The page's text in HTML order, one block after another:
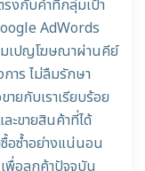
รงกับคำที่กลุ่มเป้า
AdWords
มเปญโฆษณาผ่านคีย์
าร ไม่ลืมรักษา
ยกับเราเรียบร้อย
ะขายสินค้าที่ได้
อซ้ำอย่างแน่นอน
พื่อลูกค้าปัจจุบัน